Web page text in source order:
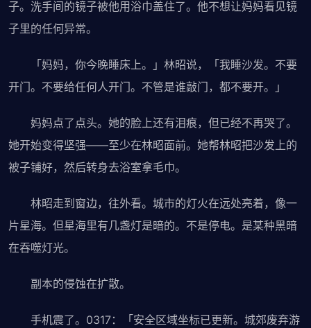
子。洗手间的镜子被他用浴巾盖住了。他不想让妈妈看见镜
子里的任何异常。
「妈妈，你今晚睡床上。」林昭说，「我睡沙发。不要
开门。不要给任何人开门。不管是谁敲门，都不要开。」
妈妈点了点头。她的脸上还有泪痕，但已经不再哭了。
她开始变得坚强——至少在林昭面前。她帮林昭把沙发上的
被子铺好，然后转身去浴室拿毛巾。
林昭走到窗边，往外看。城市的灯火在远处亮着，像一
片星海。但星海里有几盏灯是暗的。不是停电。是某种黑暗
在吞噬灯光。
副本的侵蚀在扩散。
手机震了。0317：「安全区域坐标已更新。城郊废弃游